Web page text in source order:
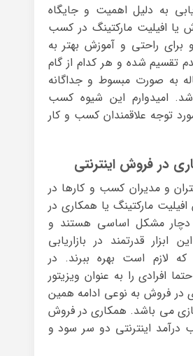
به دلیل اهمیت و جایگاه
یا افیلیت مارکتینگ در کسب
و برای راحتی و آموزش بهتر به
تقسیم شده و هر کدام از گام
به صورت مبسوط و جداگانه
امیدوارم این شیوه کسب
توجه علاقمندان کسب و کار
در فروش اینترنتی
و مدیران کسب و کارها در
مارکتینگ یا همکاری در
دچار مشکل اساسی هستند و
ابزار قدرتمند در بازاریابی
که لازم است بهره ببرند. در
افرادی را به عنوان ویزیتور
در فروش به نوعی ادامه همین
می باشد. همکاری در فروش
درآمد اینترنتی دو سر سود و